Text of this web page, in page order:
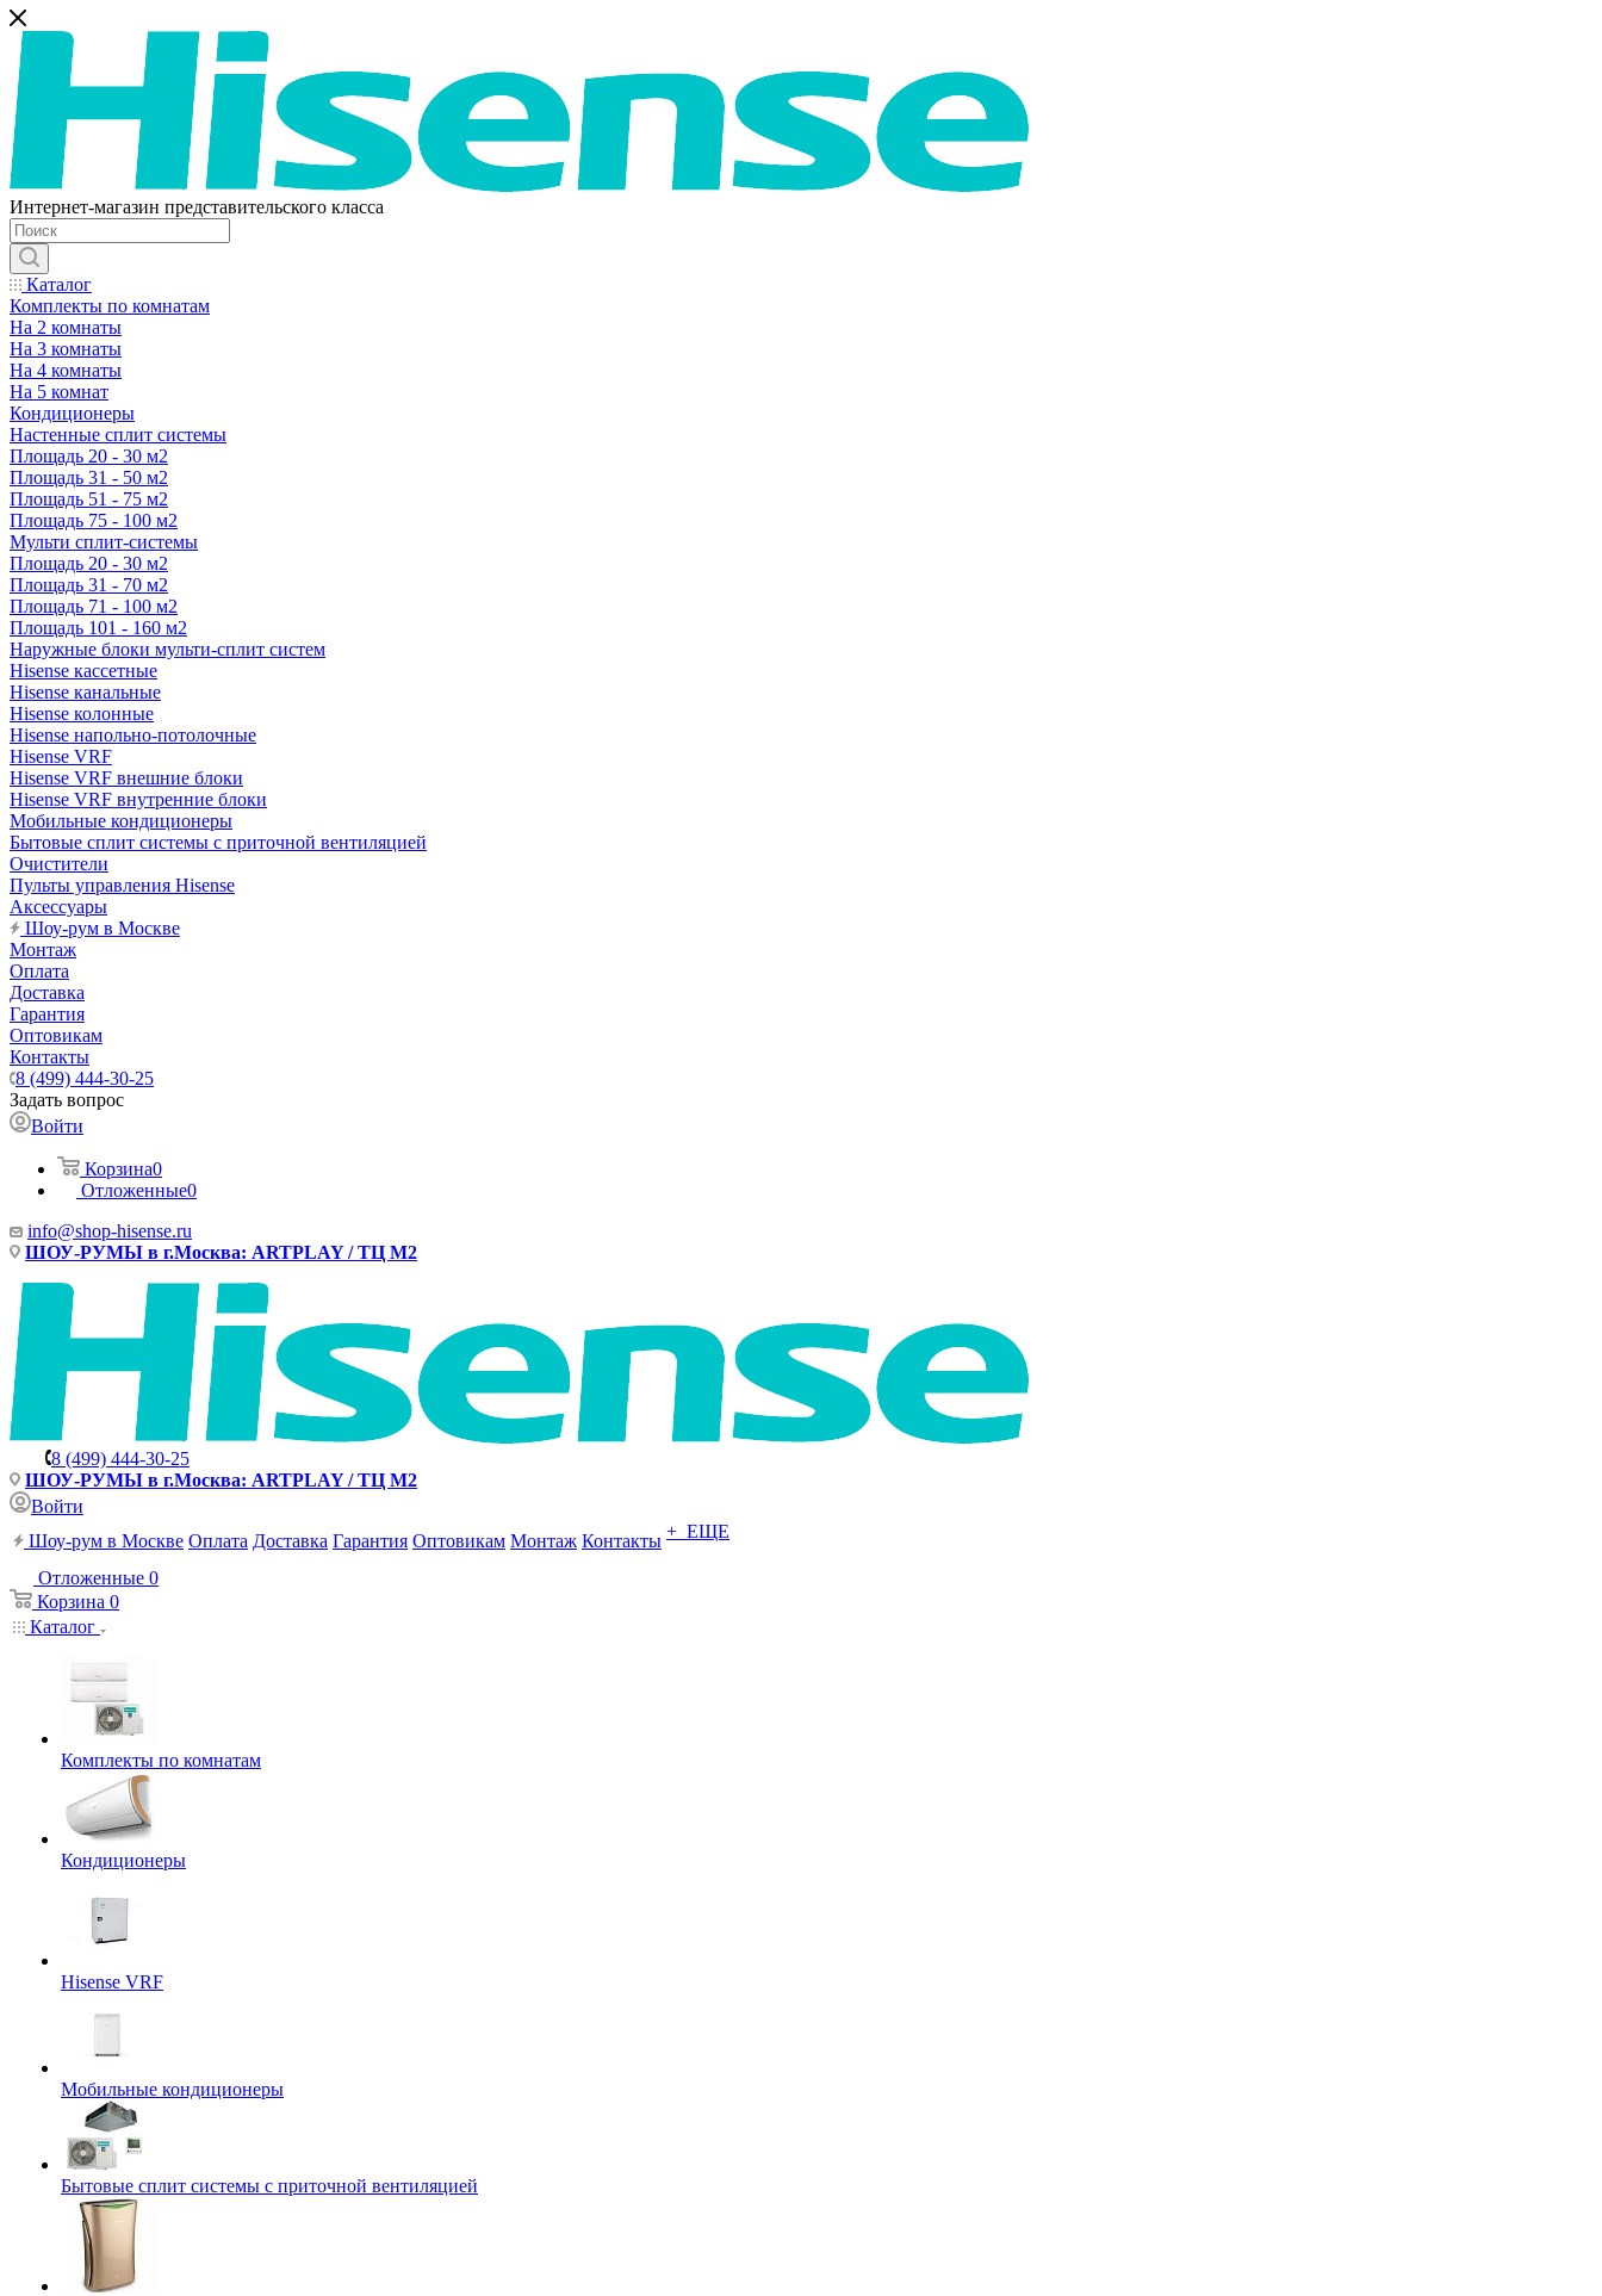
Интернет-магазин представительского класса
Каталог
Комплекты по комнатам
На 2 комнаты
На 3 комнаты
На 4 комнаты
На 5 комнат
Кондиционеры
Настенные сплит системы
Площадь 20 - 30 м2
Площадь 31 - 50 м2
Площадь 51 - 75 м2
Площадь 75 - 100 м2
Мульти сплит-системы
Площадь 20 - 30 м2
Площадь 31 - 70 м2
Площадь 71 - 100 м2
Площадь 101 - 160 м2
Наружные блоки мульти-сплит систем
Hisense кассетные
Hisense канальные
Hisense колонные
Hisense напольно-потолочные
Hisense VRF
Hisense VRF внешние блоки
Hisense VRF внутренние блоки
Мобильные кондиционеры
Бытовые сплит системы с приточной вентиляцией
Очистители
Пульты управления Hisense
Аксессуары
Шоу-рум в Москве
Монтаж
Оплата
Доставка
Гарантия
Оптовикам
Контакты
8 (499) 444-30-25
Задать вопрос
Войти
Корзина0
Отложенные0
info@shop-hisense.ru
ШОУ-РУМЫ в г.Москва: ARTPLAY / ТЦ М2
8 (499) 444-30-25
ШОУ-РУМЫ в г.Москва: ARTPLAY / ТЦ М2
Войти
Шоу-рум в Москве Оплата Доставка Гарантия Оптовикам Монтаж Контакты + ЕЩЕ
Отложенные 0
Корзина 0
Каталог
Комплекты по комнатам
Кондиционеры
Hisense VRF
Мобильные кондиционеры
Бытовые сплит системы с приточной вентиляцией